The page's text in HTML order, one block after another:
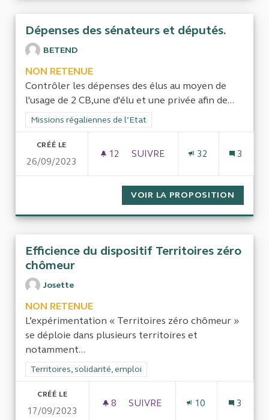
Dépenses des sénateurs et députés.
BETEND
NON RETENUE
Contrôler les dépenses des élus au moyen de
l'usage de 2 CB,une d'élu et une privée afin de...
Filtrer les résultats de la catégorie : Missions régaliennes de
Missions régaliennes de l’Etat
CRÉÉ LE
26/09/2023
12 12 ABONNÉS
SUIVRE
32 3
VOIR LA PROPOSITION
Efficience du dispositif Territoires zéro
chômeur
Josette
NON RETENUE
L’expérimentation « Territoires zéro chômeur »
se déploie dans plusieurs territoires et
notamment...
Filtrer les résultats de la catégorie : Territoires, solidarité,
Territoires, solidarité, emploi
CRÉÉ LE
17/09/2023
8 8 ABONNÉS
SUIVRE
10 3